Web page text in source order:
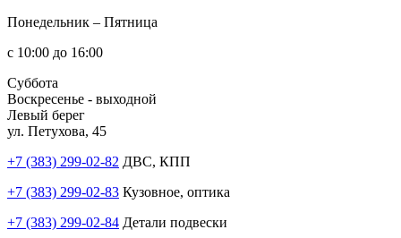
Понедельник – Пятница
с 10:00 до 16:00
Суббота
Воскресенье - выходной
Левый берег
ул. Петухова, 45
+7 (383) 299-02-82 ДВС, КПП
+7 (383) 299-02-83 Кузовное, оптика
+7 (383) 299-02-84 Детали подвески